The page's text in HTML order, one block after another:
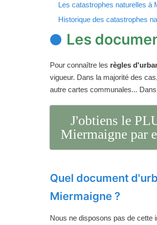
Les catastrophes naturelles à
Historique des catastrophes
Les
Pour connaître les règles
vigueur. Dans la majorité des
autre cartes communales...
J'obtiens le
Miermaigne par
Quel document
Miermaigne ?
Nous ne disposons pas de cette